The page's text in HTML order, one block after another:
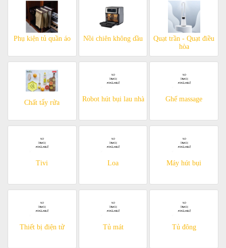
Phụ kiện tủ quần áo Nồi chiên không dầu
Quạt trần - Quạt điều
hòa
Chất tẩy rửa Robot hút bụi lau nhà Ghế massage
Tivi Loa Máy hút bụi
Thiết bị điện tử Tủ mát Tủ đông